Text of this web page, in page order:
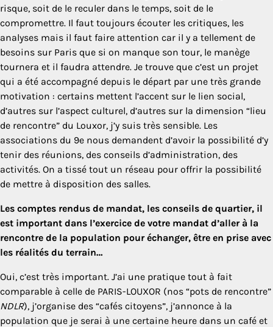
risque, soit de le reculer dans le temps, soit de le
compromettre. Il faut toujours écouter les critiques, les
analyses mais il faut faire attention car il y a tellement de
besoins sur Paris que si on manque son tour, le manège
tournera et il faudra attendre. Je trouve que c’est un projet
qui a été accompagné depuis le départ par une très grande
motivation : certains mettent l’accent sur le lien social,
d’autres sur l’aspect culturel, d’autres sur la dimension “lieu
de rencontre” du Louxor, j’y suis très sensible. Les
associations du 9e nous demandent d’avoir la possibilité d’y
tenir des réunions, des conseils d’administration, des
activités. On a tissé tout un réseau pour offrir la possibilité
de mettre à disposition des salles.
Les comptes rendus de mandat, les conseils de quartier, il
est important dans l’exercice de votre mandat d’aller à la
rencontre de la population pour échanger, être en prise avec
les réalités du terrain…
Oui, c’est très important. J’ai une pratique tout à fait
comparable à celle de PARIS-LOUXOR (nos “pots de rencontre”
NDLR), j’organise des “cafés citoyens”, j’annonce à la
population que je serai à une certaine heure dans un café et